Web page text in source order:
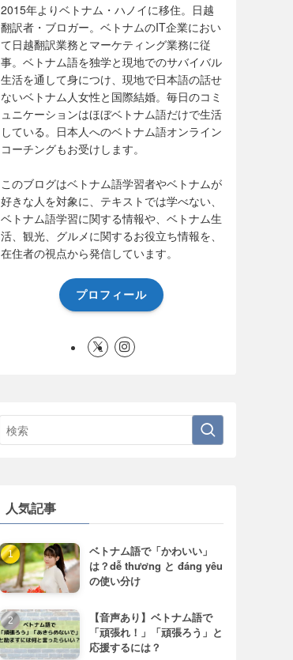
2015年よりベトナム・ハノイに移住。日越
翻訳者・ブロガー。ベトナムのIT企業におい
て日越翻訳業務とマーケティング業務に従
事。ベトナム語を独学と現地でのサバイバル
生活を通して身につけ、現地で日本語の話せ
ないベトナム人女性と国際結婚。毎日のコミ
ュニケーションはほぼベトナム語だけで生活
している。日本人へのベトナム語オンライン
コーチングもお受けします。
このブログはベトナム語学習者やベトナムが
好きな人を対象に、テキストでは学べない、
ベトナム語学習に関する情報や、ベトナム生
活、観光、グルメに関するお役立ち情報を、
在住者の視点から発信しています。
プロフィール
人気記事
ベトナム語で「かわいい」
は？dễ thương と đáng yêu
の使い分け
【音声あり】ベトナム語で
「頑張れ！」「頑張ろう」と
応援するには？